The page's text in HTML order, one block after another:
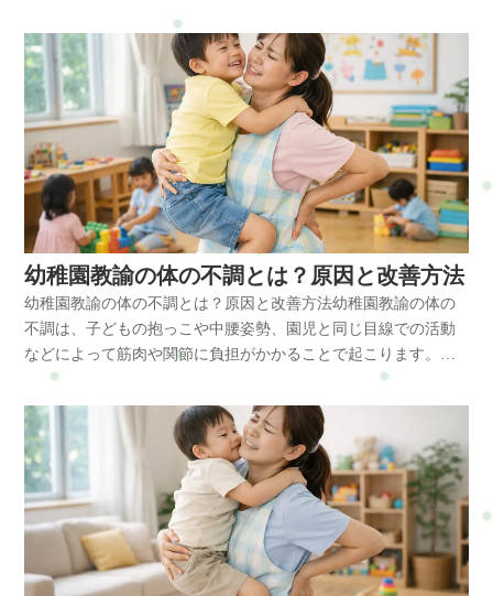
容必須お問い合わせ内容によっては回答できない場合もござい
ますのであらかじめご了承ください。プライバシーポリシーに
ご同意の上、お問い合わせ内容の確認に進んでください。
を整えることで施術時の負担を軽減でき、長く仕事を続けやす
くなります。まとめ整体師は体を使う仕事のため、肩こりや腰
痛などの体の不調が起こりやすい職業です。特に僧帽筋や肩甲
挙筋、小胸筋の緊張は姿勢バランスを崩し、不調の原因になり
ます。ストレッチや姿勢改善、定期的な体のケアを行うことで
不調を予防することができます。横浜市戸塚区で体の不調にお
悩みの方は、整体・自宅サロンRefresh Jamへお気軽にご相談く
ださい。肩こりや腰痛など日常生活で起こりやすい不調のケア
を通して、今の生活や仕事を続けられるカラダとココロづくり
をサポートしています。初めての方はまずこちらへRefresh Jam
ーロードマップ◆ 安心できる施術を、1度体験してみるお申し込
み方法はこちら・ホットペッパービューティー…予約可・LINE
公式…予約・トークでやり取り・お得情報・楽天ビューティ
ー…予約可・minimo…予約可・誰でも使えるWEB予約…予約可
※掲載サイトによって料金やコースが違います。無理なく、安
心して選んでくださいね。#ui-datepicker-div{z-index:10000
!important;}.ui-datepicker-calendar th,.ui-datepicker-calendar td{min-
width:unset !important;}select.ui-datepicker-year,select.ui-datepicker-
month{height:2em !important;gap:5px;}span.del +
span.del{display:none !important;}お問合せ・ご予約フォーム内容
の確認以下の内容で送信します。よろしいですか？氏名必須メ
ールアドレス必須お問い合わせ内容必須お問い合わせ内容によ
っては回答できない場合もございますのであらかじめご了承く
ばすストレッチ・施術後の軽い体操・正しい施術姿勢を意識す
る・定期的な体のケア肩甲骨周りの筋肉を動かすことで、僧帽
筋や肩甲挙筋の血流が改善し、肩こりの予防につながります。
整体で出来ること 整体では筋肉の緊張を緩め、体のバランスを
整える施術を行います。特に次のようなポイントを調整しま
す。・肩甲骨の可動域改善・僧帽筋や肩甲挙筋の緊張緩和・小
胸筋の緊張調整・骨盤バランス調整姿勢バランスが整うことで
施術中の体の負担が減り、長く仕事を続けやすい体づくりにつ
ながります。横浜や戸塚周辺でも、アロマセラピストのように
体を使う仕事の方が整体で体のメンテナンスを行うケースは増
えています。横浜市戸塚区で体の不調にお悩みの方は、整体・
自宅サロンRefresh Jamへお気軽にご相談ください。肩こりや腰
痛など日常生活で起こりやすい不調のケアを通して、今の生活
や仕事を続けられるカラダとココロづくりをサポートしていま
す。よくある質問Q: アロマセラピストは肩こりになりやすいで
すか？A：はい。前かがみ姿勢や腕を使う施術動作が多いため、
僧帽筋や肩甲挙筋が緊張しやすく肩こりが起こりやすい職業で
す。ストレッチや整体で体を整えることが予防につながりま
す。Q: 施術後に体が疲れるのは普通ですか？A：ある程度の疲
労は自然ですが、毎回強い疲れを感じる場合は姿勢や筋肉のバ
ランスが崩れている可能性があります。肩甲骨周りのケアや整
体による調整がおすすめです。Q: 整体はアロマセラピストにも
必要ですか？A：体を使う仕事のため、定期的な体のメンテナン
すぎると、筋肉に過剰な緊張が起こり逆に体へ負担がかかるこ
とがあります。体に起こる変化体のバランスが崩れると、次の
ような変化が起こります。・首や肩の血流低下・背中の筋肉の
緊張・骨盤の前傾や後傾・股関節の可動域低下・足のむくみ特
にヒールを履く時間が長いと骨盤が前に傾きやすく、腰への負
担が増え腰痛の原因になります。放置するとどうなる体の不調
を放置すると次のような問題につながる可能性があります。・
慢性的な肩こり・腰痛の悪化・姿勢の崩れ・疲労の蓄積・自律
神経の乱れ筋肉の緊張が続くと血流が低下し、疲れが取れにく
い体になることがあります。改善方法体の不調を予防するため
には日常のケアが重要です。・肩甲骨を動かすストレッチ・胸
の筋肉を伸ばすストレッチ・股関節のストレッチ・長時間同じ
姿勢を避ける・ヒールを履かない時間を作る肩甲骨を動かすこ
とで僧帽筋や肩甲挙筋の緊張が緩和し、姿勢改善にもつながり
を整える施術を行います。・肩甲骨の可動域改善・首や肩の筋
肉の緊張緩和・骨盤バランス調整・姿勢改善サポートモデルの
仕事は体のコンディションがとても重要です。整体で体のバラ
ンスを整えることで、疲れにくい体づくりにつながります。横
浜市戸塚区で体の不調にお悩みの方は、整体・自宅サロン
Refresh Jamへお気軽にご相談ください。肩こりや腰痛など日常
生活で起こりやすい不調のケアを通して、今の生活や仕事を続
肉の緊張が原因になることも少なくありません。日常の姿勢を
見直すことや体のケアを行うことで、これらの不調は予防や改
善が期待できます。保育士の体の不調とは保育士は体を大きく
使う仕事であり、筋肉や関節への負担が積み重なりやすい職業
です。保育現場では次のような体の不調が起こりやすい傾向が
あります。・肩こり・首こり・腰痛・背中の張り・頭痛・自律
神経の乱れ・疲労感・腕や手首の疲れ特に子どもを抱っこする
動作や中腰姿勢は、肩や腰に強い負担をかけるため慢性的な不
調につながりやすいです。保育士に多い体の不調保育士の体に
は日々の業務によって様々な負担がかかります。例えば・子ど
もを抱き上げる・床での遊びや食事介助・おむつ替え・掃除や
準備作業このような動作では・僧帽筋・肩甲挙筋・小胸筋など
の筋肉が緊張しやすくなります。これらの筋肉が硬くなると肩
甲骨の動きが悪くなり、肩こりや首こりが起こりやすくなりま
つかの原因があります。主な原因・抱っこによる腰への負担・
中腰姿勢の多さ・前かがみ姿勢・長時間の立ち仕事・腕や肩の
使い過ぎこれらの動作が続くと・筋肉の血流低下・関節の可動
域低下・姿勢バランスの崩れなどが起こります。特に猫背姿勢
になると胸の筋肉である小胸筋が縮み、肩甲骨の位置が変わる
ことで肩こりや首こりが悪化しやすくなります。放置するとど
うなる体の不調をそのままにしておくと、次のような問題につ
ながることがあります。・慢性的な肩こり・腰痛の悪化・頭
幼稚園教諭の体の不調とは？原因と改善方法
幼稚園教諭の体の不調とは？原因と改善方法幼稚園教諭の体の
不調は、子どもの抱っこや中腰姿勢、園児と同じ目線での活動
などによって筋肉や関節に負担がかかることで起こります。特
に肩こりや腰痛、首こりは多くの幼稚園教諭が感じやすく、
日々の姿勢や体の使い方が大きく関係しています。日常の姿勢
を見直すことや体のケアを行うことで、これらの不調は予防や
改善が期待できます。幼稚園教諭の体の不調とは 幼稚園教諭の
仕事は、子どもと一緒に体を動かす場面が多く、筋肉や関節へ
の負担が蓄積しやすい職業です。幼稚園教諭に多い体の不調に
は次のようなものがあります。・肩こり・首こり・腰痛・背中
の張り・頭痛・疲労感・腕や手首の疲れ・自律神経の乱れ特に
抱っこや中腰姿勢は腰や肩への負担が大きく、慢性的な体の不